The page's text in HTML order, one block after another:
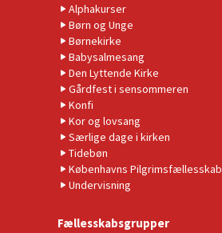
Alphakurser
Børn og Unge
Børnekirke
Babysalmesang
Den Lyttende Kirke
Gårdfest i sensommeren
Konfi
Kor og lovsang
Særlige dage i kirken
Tidebøn
Københavns Pilgrimsfællesskab
Undervisning
Fællesskabsgrupper